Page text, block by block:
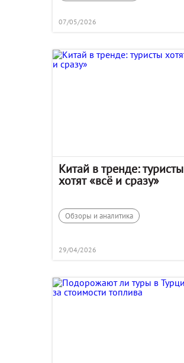
07/05/2026
Китай в тренде: туристы
хотят «всё и сразу»
Обзоры и аналитика
29/04/2026